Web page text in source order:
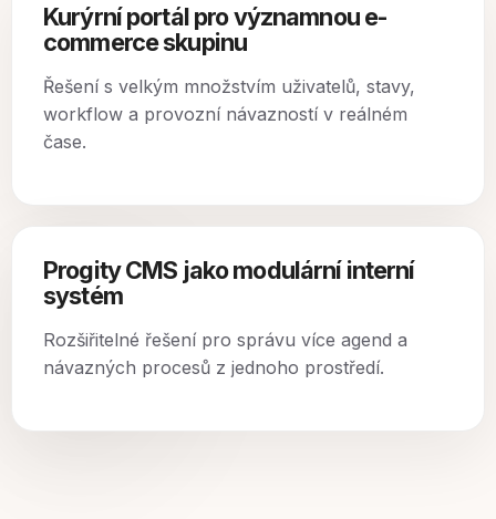
Kurýrní portál pro významnou e-
commerce skupinu
Řešení s velkým množstvím uživatelů, stavy,
workflow a provozní návazností v reálném
čase.
Progity CMS jako modulární interní
systém
Rozšiřitelné řešení pro správu více agend a
návazných procesů z jednoho prostředí.